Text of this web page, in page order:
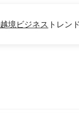
越境ビジネス トレン